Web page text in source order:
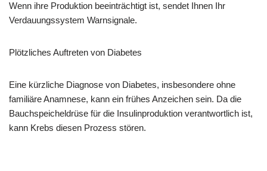
Wenn ihre Produktion beeinträchtigt ist, sendet Ihnen Ihr
Verdauungssystem Warnsignale.
Plötzliches Auftreten von Diabetes
Eine kürzliche Diagnose von Diabetes, insbesondere ohne
familiäre Anamnese, kann ein frühes Anzeichen sein. Da die
Bauchspeicheldrüse für die Insulinproduktion verantwortlich ist,
kann Krebs diesen Prozess stören.